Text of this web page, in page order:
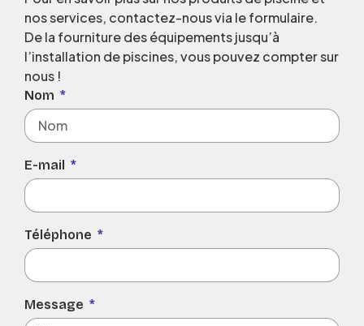
nos services, contactez-nous via le formulaire.
De la fourniture des équipements jusqu’à
l’installation de piscines, vous pouvez compter sur
nous !
Nom
E-mail
Téléphone
Message